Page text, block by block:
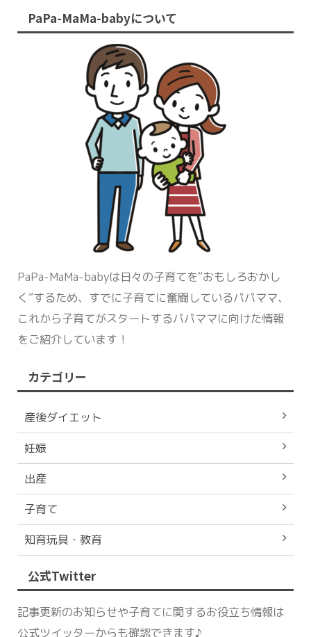
PaPa-MaMa-babyについて
PaPa-MaMa-babyは日々の子育てを“おもしろおかし
く”するため、すでに子育てに奮闘しているパパママ、
これから子育てがスタートするパパママに向けた情報
をご紹介しています！
カテゴリー
産後ダイエット
妊娠
出産
子育て
知育玩具・教育
公式Twitter
記事更新のお知らせや子育てに関するお役立ち情報は
公式ツイッターからも確認できます♪